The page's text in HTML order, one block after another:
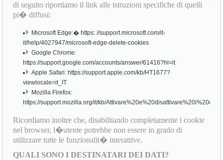
di seguito riportiamo il link alle istruzioni specifiche di quelli
pi� diffusi:
Microsoft Edge:� https: //support.microsoft.com/it-
it/help/4027947/microsoft-edge-delete-cookies
Google Chrome:
https://support.google.com/accounts/answer/61416?hl=it
Apple Safari: https://support.apple.com/kb/HT1677?
viewlocale=it_IT
Mozilla Firefox:
https://support.mozilla.org/it/kb/
Ricordiamo inoltre che, disabilitando completamente i cookie
nel browser, l�utente potrebbe non essere in grado di
utilizzare tutte le funzionalit� interattive.
QUALI SONO I DESTINATARI DEI DATI?